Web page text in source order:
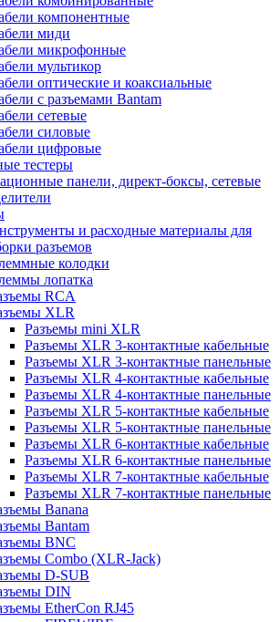
компонентные
миди
микрофонные
мультикор
оптические и коаксиальные
с разъемами Bantam
сетевые
силовые
цифровые
тестеры
панели, директ-боксы, сетевые
и расходные материалы для
разъемов
колодки
лопатка
RCA
XLR
Разъемы mini XLR
Разъемы XLR 3-контактные кабельные
Разъемы XLR 3-контактные панельные
Разъемы XLR 4-контактные кабельные
Разъемы XLR 4-контактные панельные
Разъемы XLR 5-контактные кабельные
Разъемы XLR 5-контактные панельные
Разъемы XLR 6-контактные кабельные
Разъемы XLR 6-контактные панельные
Разъемы XLR 7-контактные кабельные
Разъемы XLR 7-контактные панельные
Banana
Bantam
BNC
Combo (XLR-Jack)
D-SUB
DIN
EtherCon RJ45